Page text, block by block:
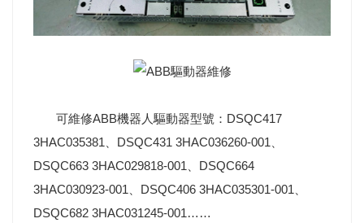
可維修ABB機器人驅動器型號：DSQC417
3HAC035381、DSQC431 3HAC036260-001、
DSQC663 3HAC029818-001、DSQC664
3HAC030923-001、DSQC406 3HAC035301-001、
DSQC682 3HAC031245-001……